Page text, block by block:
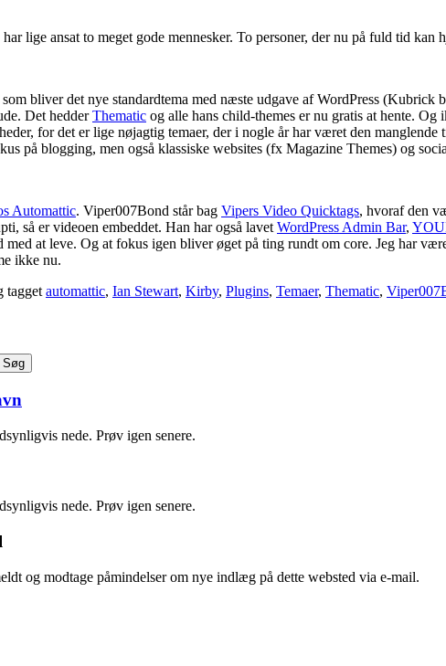
har lige ansat to meget gode mennesker. To personer, der nu på fuld tid
som bliver det nye standardtema med næste udgave af WordPress
Det hedderThematic og alle hans child-themes er nu gratis at hente. Og
for det er lige nøjagtig temaer, der i nogle år har været den manglende
på blogging, men også klassiske websites (fx Magazine Themes) og
Automattic. Viper007Bond står bag Vipers Video Quicktags, hvoraf den
så er videoen embeddet. Han har også lavet WordPress Admin Bar,
med at leve. Og at fokus igen bliver øget på ting rundt om core. Jeg har
ikke nu.
tagget automattic, Ian Stewart, Kirby, Plugins, Temaer, Thematic,
nede. Prøv igen senere.
nede. Prøv igen senere.
og modtage påmindelser om nye indlæg på dette websted via e-mail.